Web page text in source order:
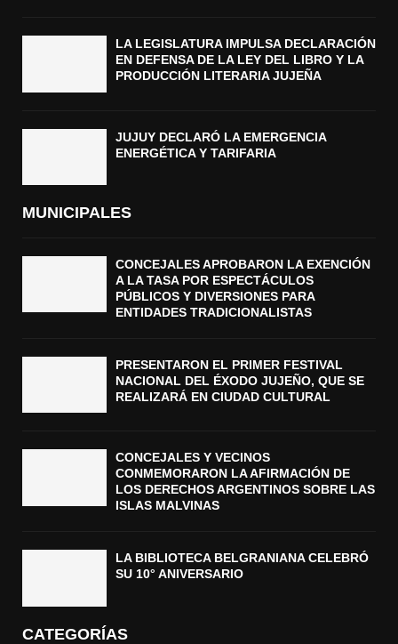
LA LEGISLATURA IMPULSA DECLARACIÓN
EN DEFENSA DE LA LEY DEL LIBRO Y LA
PRODUCCIÓN LITERARIA JUJEÑA
JUJUY DECLARÓ LA EMERGENCIA
ENERGÉTICA Y TARIFARIA
MUNICIPALES
CONCEJALES APROBARON LA EXENCIÓN
A LA TASA POR ESPECTÁCULOS
PÚBLICOS Y DIVERSIONES PARA
ENTIDADES TRADICIONALISTAS
PRESENTARON EL PRIMER FESTIVAL
NACIONAL DEL ÉXODO JUJEÑO, QUE SE
REALIZARÁ EN CIUDAD CULTURAL
CONCEJALES Y VECINOS
CONMEMORARON LA AFIRMACIÓN DE
LOS DERECHOS ARGENTINOS SOBRE LAS
ISLAS MALVINAS
LA BIBLIOTECA BELGRANIANA CELEBRÓ
SU 10° ANIVERSARIO
CATEGORÍAS